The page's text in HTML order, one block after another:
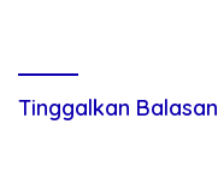
Tinggalkan Balasan